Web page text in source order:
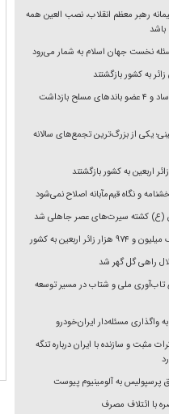
رهبر معظم انقلاب، نصب العین همه
باشد
نخست جهان اسلام به شمار می‌رود
۲۱ عامل موساد و ۴ عضو باند‌های مسلح بازداشت
یکی از بزرگ‌ترین تجمع‌های سالانه
و نگاه قیم‌مآبانه اصلاح نمی‌شود
(ع) کشته سیرت‌های عصر جاهلی شد
زائر اربعین به کشور
راهی گل گهر شد
تاب‌آوری ملی و شتاب در مسیر توسعه
واگذاری مسئله‌دار ایران‌خودرو
مثبت و سازنده با ایران درباره تنگه
پرسپولیس به آلومینیوم پیوست
با ائتلاف مصرف